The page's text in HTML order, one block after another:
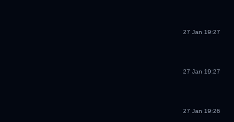
27 Jan 19:27
27 Jan 19:27
27 Jan 19:26